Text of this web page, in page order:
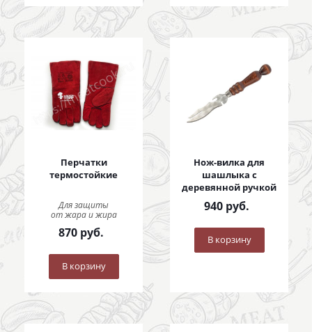
Перчатки
термостойкие
Для защиты
от жара и жира
870 руб.
В корзину
Нож-вилка для
шашлыка с
деревянной ручкой
940 руб.
В корзину